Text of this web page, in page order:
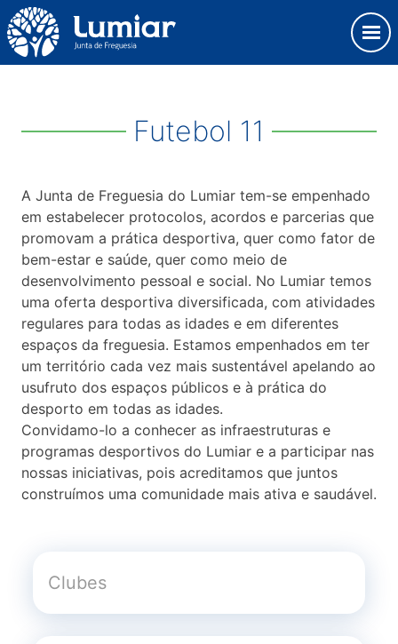
Observação:
este
site
Skip
to
content
Junta de Freguesia Lumiar
Futebol 11
A Junta de Freguesia do Lumiar tem-se empenhado
em estabelecer protocolos, acordos e parcerias que
promovam a prática desportiva, quer como fator de
bem-estar e saúde, quer como meio de
desenvolvimento pessoal e social. No Lumiar temos
uma oferta desportiva diversificada, com atividades
regulares para todas as idades e em diferentes
espaços da freguesia. Estamos empenhados em ter
um território cada vez mais sustentável apelando ao
usufruto dos espaços públicos e à prática do
desporto em todas as idades.
Convidamo-lo a conhecer as infraestruturas e
programas desportivos do Lumiar e a participar nas
nossas iniciativas, pois acreditamos que juntos
construímos uma comunidade mais ativa e saudável.